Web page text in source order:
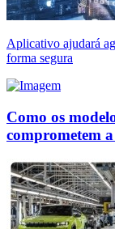
Aplicativo ajudará
forma segura
Como os
comprometem